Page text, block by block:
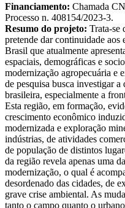
Financiamento: Chamada
Processo n. 408154/2023-3.
Resumo do projeto: Trata-se
pretende dar continuidade aos
Brasil que atualmente
espaciais, demográficas e
modernização agropecuária e
de pesquisa busca investigar
brasileira, especialmente a
Esta região, em formação,
crescimento econômico
modernizada e exploração
indústrias, de atividades
de população de distintos
da região revela apenas uma
modernização, o qual é
desordenado das cidades, de
grave crise ambiental. As
tanto o campo quanto o